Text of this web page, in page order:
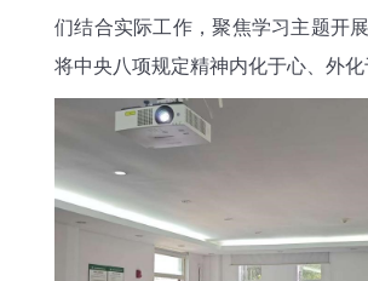
们结合实际工作，聚焦学习主题开
将中央八项规定精神内化于心、外化